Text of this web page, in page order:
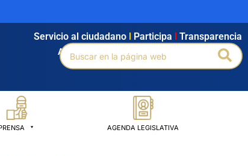
Agendamiento Intranet Búsqueda avanzada
Servicio al ciudadano Participa Transparencia
Buscar
por:
AGENDA LEGISLATIVA